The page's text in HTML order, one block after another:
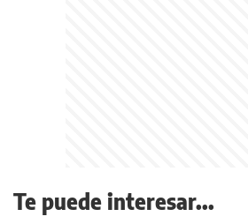
Te puede interesar...